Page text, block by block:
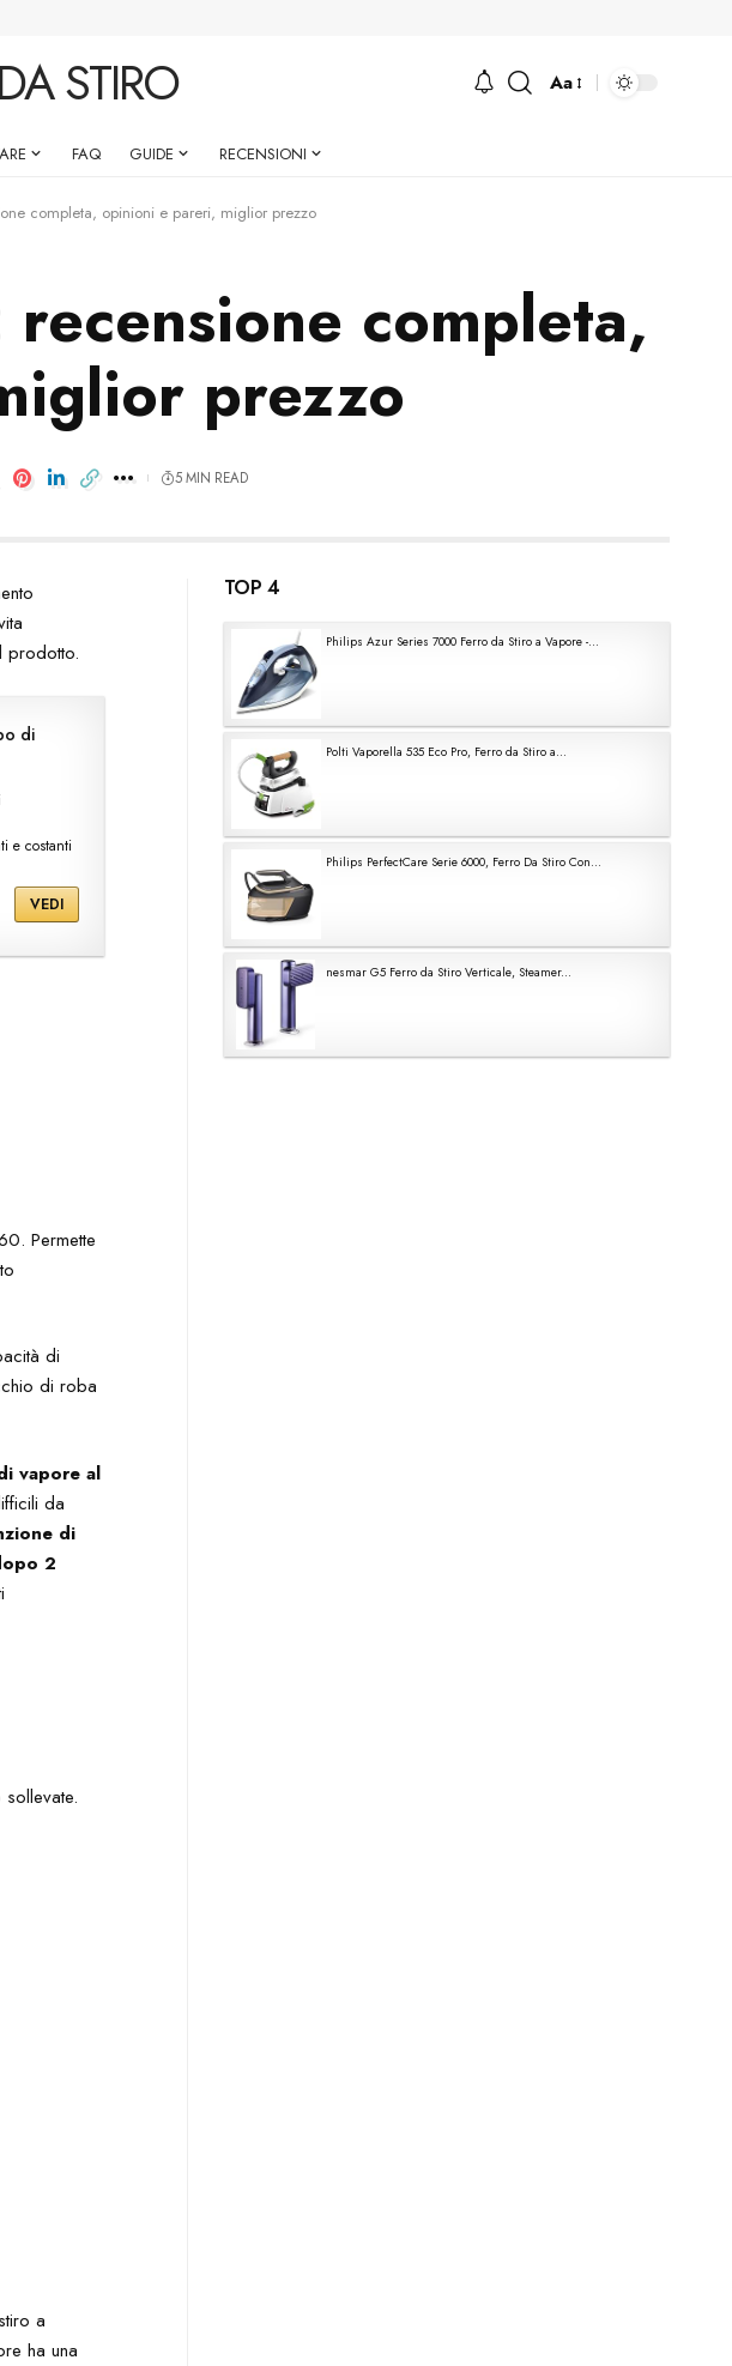
STIRO
Font
Aa
FAQ GUIDE RECENSIONI
completa, opinioni e pareri, miglior prezzo
completa,
prezzo
5 MIN READ
prodotto.
di
e costanti
VEDI
Permette
di
di roba
vapore al
da
di
2
a
ha una
TOP 4
Philips Azur Series 7000 Ferro da Stiro a Vapore -...
Polti Vaporella 535 Eco Pro, Ferro da Stiro a...
Philips PerfectCare Serie 6000, Ferro Da Stiro Con...
nesmar G5 Ferro da Stiro Verticale, Steamer...